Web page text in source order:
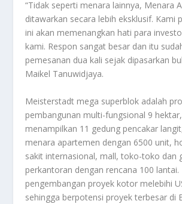
“Tidak seperti menara lainnya, Menara
ditawarkan secara lebih eksklusif. Kami
ini akan memenangkan hati para
kami. Respon sangat besar dan itu
pemesanan dua kali sejak dipasarkan
Maikel Tanuwidjaya.
Meisterstadt mega superblok adalah
pembangunan multi-fungsional 9
menampilkan 11 gedung pencakar
menara apartemen dengan 6500 unit,
sakit internasional, mall, toko-toko dan
perkantoran dengan rencana 100 lantai.
pengembangan proyek kotor melebihi
sehingga berpotensi proyek terbesar di